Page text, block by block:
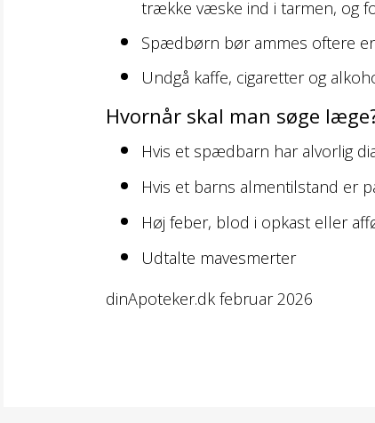
trække væske ind i tarmen, og
Spædbørn bør ammes oftere
Undgå kaffe, cigaretter og
Hvornår skal man søge
Hvis et spædbarn har alvorlig
Hvis et barns almentilstand er
Høj feber, blod i opkast eller
Udtalte mavesmerter
dinApoteker.dk februar 2026